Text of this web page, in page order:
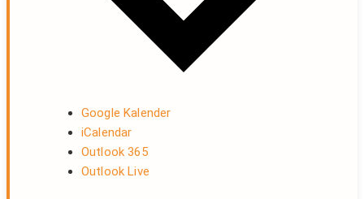
Google Kalender
iCalendar
Outlook 365
Outlook Live